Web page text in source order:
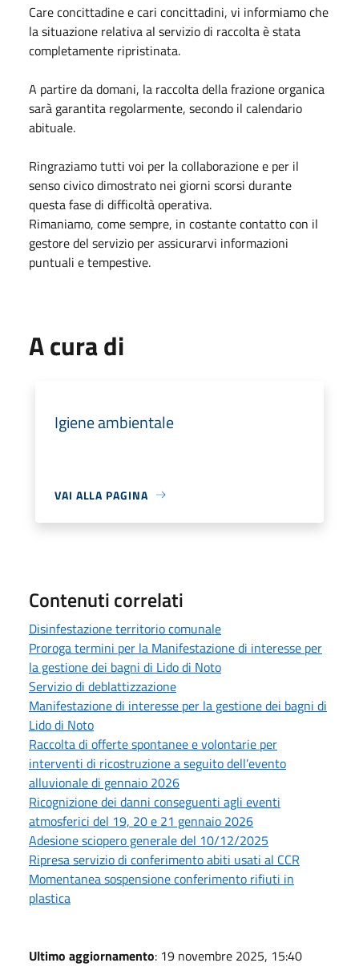
Care concittadine e cari concittadini, vi informiamo che
la situazione relativa al servizio di raccolta è stata
completamente ripristinata.
A partire da domani, la raccolta della frazione organica
sarà garantita regolarmente, secondo il calendario
abituale.
Ringraziamo tutti voi per la collaborazione e per il
senso civico dimostrato nei giorni scorsi durante
questa fase di difficoltà operativa.
Rimaniamo, come sempre, in costante contatto con il
gestore del servizio per assicurarvi informazioni
puntuali e tempestive.
A cura di
Igiene ambientale
VAI ALLA PAGINA
Contenuti correlati
Disinfestazione territorio comunale
Proroga termini per la Manifestazione di interesse per
la gestione dei bagni di Lido di Noto
Servizio di deblattizzazione
Manifestazione di interesse per la gestione dei bagni di
Lido di Noto
Raccolta di offerte spontanee e volontarie per
interventi di ricostruzione a seguito dell’evento
alluvionale di gennaio 2026
Ricognizione dei danni conseguenti agli eventi
atmosferici del 19, 20 e 21 gennaio 2026
Adesione sciopero generale del 10/12/2025
Ripresa servizio di conferimento abiti usati al CCR
Momentanea sospensione conferimento rifiuti in
plastica
Ultimo aggiornamento: 19 novembre 2025, 15:40